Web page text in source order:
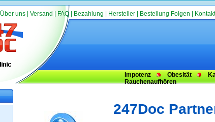
Über uns Versand FAQ Bezahlung Hersteller Bestellung Folgen Kontakt
Impotenz Obesität
Rauchenaufhören
247Doc